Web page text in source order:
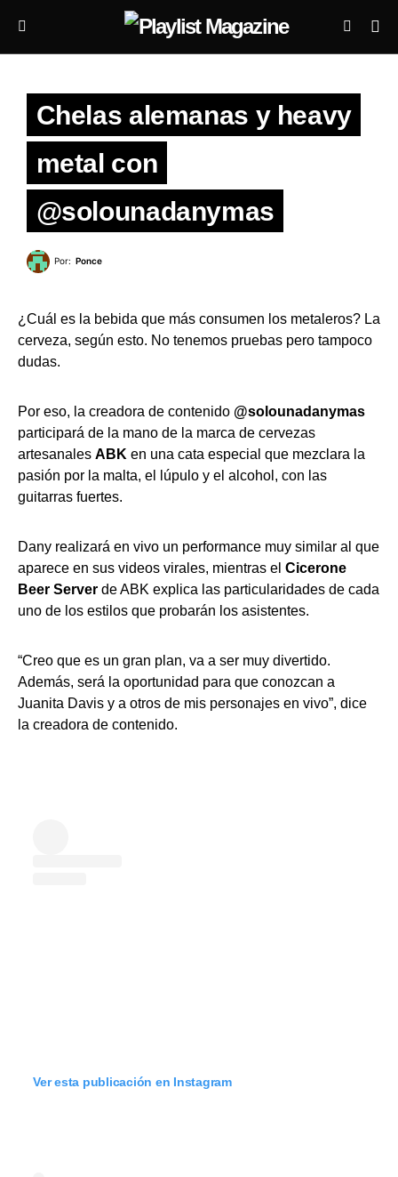
Chelas alemanas y heavy
metal con
@solounadanymas
Por: Ponce
¿Cuál es la bebida que más consumen los metaleros? La
cerveza, según esto. No tenemos pruebas pero tampoco
dudas.
Por eso, la creadora de contenido @solounadanymas
participará de la mano de la marca de cervezas
artesanales ABK en una cata especial que mezclara la
pasión por la malta, el lúpulo y el alcohol, con las
guitarras fuertes.
Dany realizará en vivo un performance muy similar al que
aparece en sus videos virales, mientras el Cicerone
Beer Server de ABK explica las particularidades de cada
uno de los estilos que probarán los asistentes.
“Creo que es un gran plan, va a ser muy divertido.
Además, será la oportunidad para que conozcan a
Juanita Davis y a otros de mis personajes en vivo”, dice
la creadora de contenido.
Ver esta publicación en Instagram